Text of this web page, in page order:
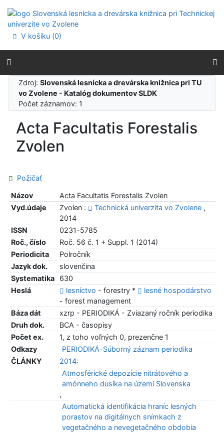
Prejsť na menu
Prehlásenie o webovej prístupnosti
V košíku (0)
Zdroj:Slovenská lesnícka a drevárska knižnica pri TU
vo Zvolene - Katalóg dokumentov SLDK
Počet záznamov: 1
Acta Facultatis Forestalis
Zvolen
Požičať
Názov
Acta Facultatis Forestalis Zvolen
Vyd.údaje
Zvolen : Technická univerzita vo Zvolene,
2014
ISSN
0231-5785
Roč., číslo
Roč. 56 č. 1 + Suppl. 1 (2014)
Periodicita
Polročník
Jazyk dok.
slovenčina
Systematika
630
Heslá
lesníctvo - forestry *
lesné hospodárstvo
- forest management
Báza dát
xzrp - PERIODIKÁ - Zviazaný ročník periodika
Druh dok.
BCA - časopisy
Počet ex.
1, z toho voľných 0, prezenčne 1
Odkazy
PERIODIKÁ-Súborný záznam periodika
ČLÁNKY
2014:
Atmosférické depozície nitrátového a
amónneho dusíka na území Slovenska
,
Automatická identifikácia hraníc lesných
porastov na digitálnych snímkach z
vegetačného a nevegetačného obdobia